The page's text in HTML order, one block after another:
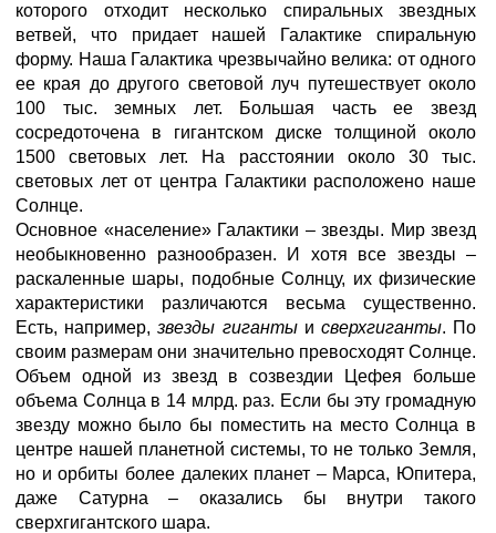
которого отходит несколько спиральных звездных
ветвей, что придает нашей Галактике спиральную
форму. Наша Галактика чрезвычайно велика: от одного
ее края до другого световой луч путешествует около
100 тыс. земных лет. Большая часть ее звезд
сосредоточена в гигантском диске толщиной около
1500 световых лет. На расстоянии около 30 тыс.
световых лет от центра Галактики расположено наше
Солнце.
Основное «население» Галактики – звезды. Мир звезд
необыкновенно разнообразен. И хотя все звезды –
раскаленные шары, подобные Солнцу, их физические
характеристики различаются весьма существенно.
Есть, например,звезды гигантыи сверхгиганты. По
своим размерам они значительно превосходят Солнце.
Объем одной из звезд в созвездии Цефея больше
объема Солнца в 14 млрд. раз. Если бы эту громадную
звезду можно было бы поместить на место Солнца в
центре нашей планетной системы, то не только Земля,
но и орбиты более далеких планет – Марса, Юпитера,
даже Сатурна – оказались бы внутри такого
сверхгигантского шара.